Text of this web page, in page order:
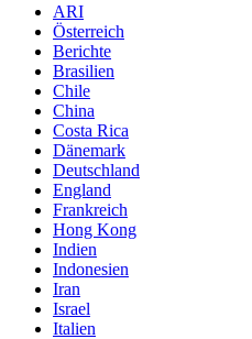
ARI
Österreich
Berichte
Brasilien
Chile
China
Costa Rica
Dänemark
Deutschland
England
Frankreich
Hong Kong
Indien
Indonesien
Iran
Israel
Italien